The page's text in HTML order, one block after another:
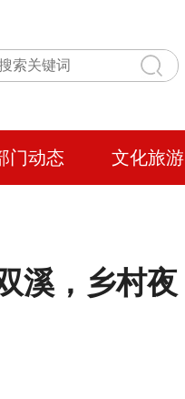
门动态 文化旅游
溪，乡村夜